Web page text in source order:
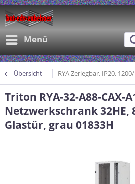
Menü
Übersicht RYA Zerlegbar, IP20,
Triton RYA-32-A88-CAX-
Netzwerkschrank 32HE,
Glastür, grau 01833H